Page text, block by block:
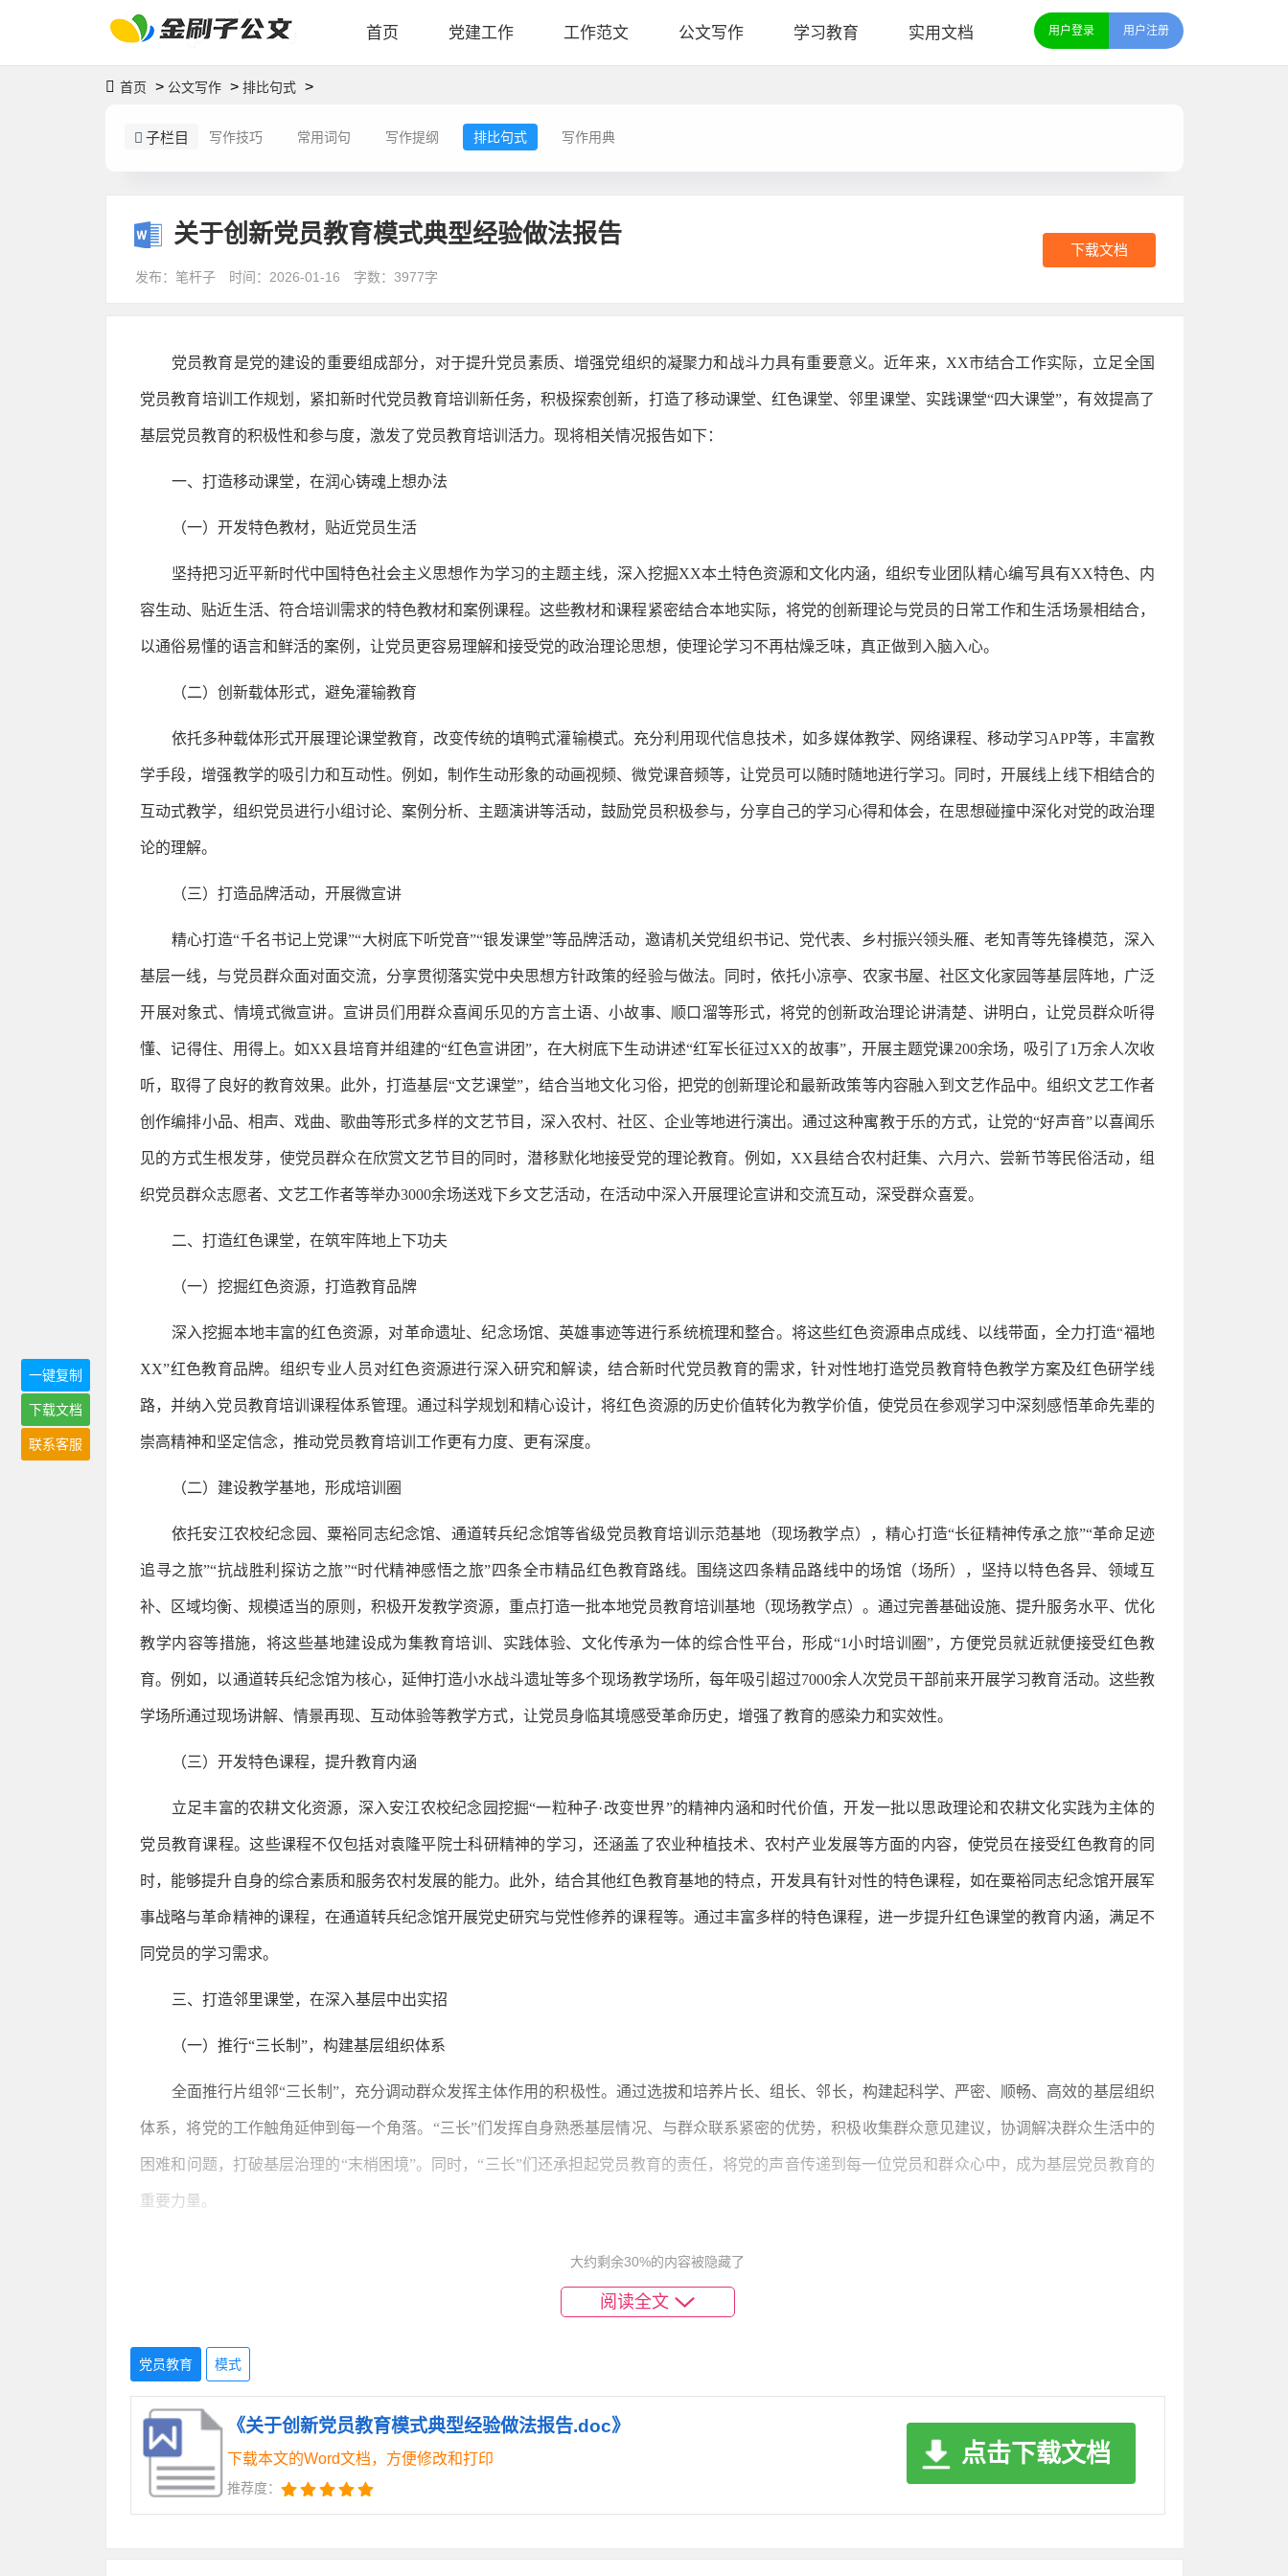
首页 党建工作 工作范文 公文写作 学习教育 实用文档 用户登录 用户注册
首页 > 公文写作 > 排比句式 >
子栏目 写作技巧 常用词句 写作提纲 排比句式 写作用典
关于创新党员教育模式典型经验做法报告
发布：笔杆子 时间：2026-01-16 字数：3977字
下载文档
党员教育是党的建设的重要组成部分，对于提升党员素质、增强党组织的凝聚力和战斗力具有重要意义。近年来，XX市结合工作实际，立足全国
党员教育培训工作规划，紧扣新时代党员教育培训新任务，积极探索创新，打造了移动课堂、红色课堂、邻里课堂、实践课堂“四大课堂”，有效提高了
基层党员教育的积极性和参与度，激发了党员教育培训活力。现将相关情况报告如下：
一、打造移动课堂，在润心铸魂上想办法
（一）开发特色教材，贴近党员生活
坚持把习近平新时代中国特色社会主义思想作为学习的主题主线，深入挖掘XX本土特色资源和文化内涵，组织专业团队精心编写具有XX特色、内
容生动、贴近生活、符合培训需求的特色教材和案例课程。这些教材和课程紧密结合本地实际，将党的创新理论与党员的日常工作和生活场景相结合，
以通俗易懂的语言和鲜活的案例，让党员更容易理解和接受党的政治理论思想，使理论学习不再枯燥乏味，真正做到入脑入心。
（二）创新载体形式，避免灌输教育
依托多种载体形式开展理论课堂教育，改变传统的填鸭式灌输模式。充分利用现代信息技术，如多媒体教学、网络课程、移动学习APP等，丰富教
学手段，增强教学的吸引力和互动性。例如，制作生动形象的动画视频、微党课音频等，让党员可以随时随地进行学习。同时，开展线上线下相结合的
互动式教学，组织党员进行小组讨论、案例分析、主题演讲等活动，鼓励党员积极参与，分享自己的学习心得和体会，在思想碰撞中深化对党的政治理
论的理解。
（三）打造品牌活动，开展微宣讲
精心打造“千名书记上党课”“大树底下听党音”“银发课堂”等品牌活动，邀请机关党组织书记、党代表、乡村振兴领头雁、老知青等先锋模范，深入
基层一线，与党员群众面对面交流，分享贯彻落实党中央思想方针政策的经验与做法。同时，依托小凉亭、农家书屋、社区文化家园等基层阵地，广泛
开展对象式、情境式微宣讲。宣讲员们用群众喜闻乐见的方言土语、小故事、顺口溜等形式，将党的创新政治理论讲清楚、讲明白，让党员群众听得
懂、记得住、用得上。如XX县培育并组建的“红色宣讲团”，在大树底下生动讲述“红军长征过XX的故事”，开展主题党课200余场，吸引了1万余人次收
听，取得了良好的教育效果。此外，打造基层“文艺课堂”，结合当地文化习俗，把党的创新理论和最新政策等内容融入到文艺作品中。组织文艺工作者
创作编排小品、相声、戏曲、歌曲等形式多样的文艺节目，深入农村、社区、企业等地进行演出。通过这种寓教于乐的方式，让党的“好声音”以喜闻乐
见的方式生根发芽，使党员群众在欣赏文艺节目的同时，潜移默化地接受党的理论教育。例如，XX县结合农村赶集、六月六、尝新节等民俗活动，组
织党员群众志愿者、文艺工作者等举办3000余场送戏下乡文艺活动，在活动中深入开展理论宣讲和交流互动，深受群众喜爱。
二、打造红色课堂，在筑牢阵地上下功夫
（一）挖掘红色资源，打造教育品牌
深入挖掘本地丰富的红色资源，对革命遗址、纪念场馆、英雄事迹等进行系统梳理和整合。将这些红色资源串点成线、以线带面，全力打造“福地
XX”红色教育品牌。组织专业人员对红色资源进行深入研究和解读，结合新时代党员教育的需求，针对性地打造党员教育特色教学方案及红色研学线
路，并纳入党员教育培训课程体系管理。通过科学规划和精心设计，将红色资源的历史价值转化为教学价值，使党员在参观学习中深刻感悟革命先辈的
崇高精神和坚定信念，推动党员教育培训工作更有力度、更有深度。
（二）建设教学基地，形成培训圈
依托安江农校纪念园、粟裕同志纪念馆、通道转兵纪念馆等省级党员教育培训示范基地（现场教学点），精心打造“长征精神传承之旅”“革命足迹
追寻之旅”“抗战胜利探访之旅”“时代精神感悟之旅”四条全市精品红色教育路线。围绕这四条精品路线中的场馆（场所），坚持以特色各异、领域互
补、区域均衡、规模适当的原则，积极开发教学资源，重点打造一批本地党员教育培训基地（现场教学点）。通过完善基础设施、提升服务水平、优化
教学内容等措施，将这些基地建设成为集教育培训、实践体验、文化传承为一体的综合性平台，形成“1小时培训圈”，方便党员就近就便接受红色教
育。例如，以通道转兵纪念馆为核心，延伸打造小水战斗遗址等多个现场教学场所，每年吸引超过7000余人次党员干部前来开展学习教育活动。这些教
学场所通过现场讲解、情景再现、互动体验等教学方式，让党员身临其境感受革命历史，增强了教育的感染力和实效性。
（三）开发特色课程，提升教育内涵
立足丰富的农耕文化资源，深入安江农校纪念园挖掘“一粒种子·改变世界”的精神内涵和时代价值，开发一批以思政理论和农耕文化实践为主体的
党员教育课程。这些课程不仅包括对袁隆平院士科研精神的学习，还涵盖了农业种植技术、农村产业发展等方面的内容，使党员在接受红色教育的同
时，能够提升自身的综合素质和服务农村发展的能力。此外，结合其他红色教育基地的特点，开发具有针对性的特色课程，如在粟裕同志纪念馆开展军
事战略与革命精神的课程，在通道转兵纪念馆开展党史研究与党性修养的课程等。通过丰富多样的特色课程，进一步提升红色课堂的教育内涵，满足不
同党员的学习需求。
三、打造邻里课堂，在深入基层中出实招
（一）推行“三长制”，构建基层组织体系
全面推行片组邻“三长制”，充分调动群众发挥主体作用的积极性。通过选拔和培养片长、组长、邻长，构建起科学、严密、顺畅、高效的基层组织
体系，将党的工作触角延伸到每一个角落。“三长”们发挥自身熟悉基层情况、与群众联系紧密的优势，积极收集群众意见建议，协调解决群众生活中的
困难和问题，打破基层治理的“末梢困境”。同时，“三长”们还承担起党员教育的责任，将党的声音传递到每一位党员和群众心中，成为基层党员教育的
重要力量。
以传帮带引为主，采取“板凳会”“屋场会”“茶话会”“交流会”等形式，依托公园广场、村（社区）党群活动中心、农户院落等村民经常集中的地方，
思路。这些活动不仅丰富了党员群众的精神文化生活，还为大家提供了一个交流互动的平台，让党员教育活动成为学习知识、交流感情、思想碰撞的最
新渠道。通过这些活动，弘扬了互帮互助的光荣传统，增强了基层党组织的凝聚力和向心力。目前，已有2000余名老党员、示范户、中心户通过学习培
养，成为“邻里课堂”的宣讲人，壮大了党员教育队伍。
（三）塑造双语课堂，满足少数民族需求
大约剩余30%的内容被隐藏了
阅读全文
党员教育 模式
《关于创新党员教育模式典型经验做法报告.doc》
下载本文的Word文档，方便修改和打印
推荐度：
点击下载文档
一键复制
下载文档
联系客服